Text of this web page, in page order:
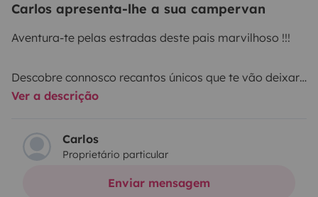
Carlos apresenta-lhe a sua campervan
Aventura-te pelas estradas deste pais marvilhoso !!!
Descobre connosco recantos únicos que te vão deixar
apaixonado pela vida sobre rodas.
Damos te apoio na prepararaçao e durante toda a tua
viagem. Nada vai escapar
Ver a descrição
Carlos
Proprietário particular
Enviar mensagem